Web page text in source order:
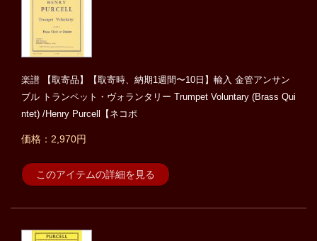
楽譜 【取寄品】【取寄時、納期1週間〜10日】輸入 金管アンサン
ブル トランペット・ヴォランタリー Trumpet Voluntary (Brass Qui
ntet) /Henry Purcell【ネコポ
価格：2,970円
このアイテムの詳細を見る